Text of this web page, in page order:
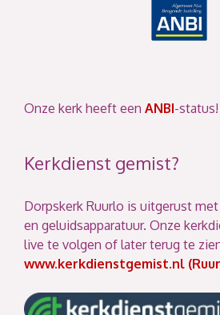
Onze kerk heeft een ANBI-status!
Kerkdienst gemist?
Dorpskerk Ruurlo is uitgerust
en geluidsapparatuur. Onze
live te volgen of later terug te
www.kerkdienstgemist.nl